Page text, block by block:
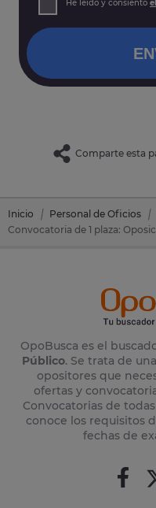
así como otros derechos
He leído y consiento
Comparte esta
Inicio Personal de Oficios
OpoBusca es el
Público. Se trata de
opositores que
ofertas y
Convocatorias de
conoce los requisitos
fechas de